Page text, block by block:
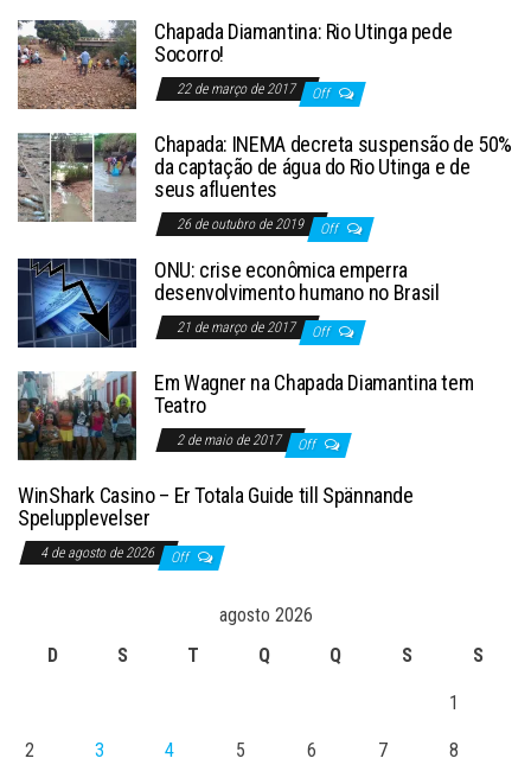
Chapada Diamantina: Rio Utinga pede
Socorro!
22 de março de 2017 Off
Chapada: INEMA decreta suspensão de 50%
da captação de água do Rio Utinga e de
seus afluentes
26 de outubro de 2019 Off
ONU: crise econômica emperra
desenvolvimento humano no Brasil
21 de março de 2017 Off
Em Wagner na Chapada Diamantina tem
Teatro
2 de maio de 2017 Off
WinShark Casino – Er Totala Guide till Spännande
Spelupplevelser
4 de agosto de 2026 Off
agosto 2026
D
S T Q Q S S
1
2 3 4 5 6 7 8